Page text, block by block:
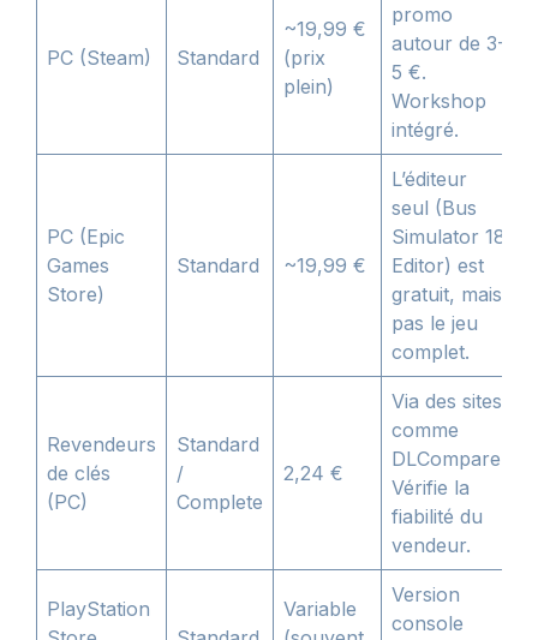
PC (Steam) Standard
~19,99 €
(prix
plein)
promo
autour de 3-
5 €.
Workshop
intégré.
PC (Epic
Games
Store)
Standard ~19,99 €
L’éditeur
seul (Bus
Simulator 18
Editor) est
gratuit, mais
pas le jeu
complet.
Revendeurs
de clés
(PC)
Standard
/
Complete
2,24 €
Via des sites
comme
DLCompare.
Vérifie la
fiabilité du
vendeur.
PlayStation
Variable
Version
console